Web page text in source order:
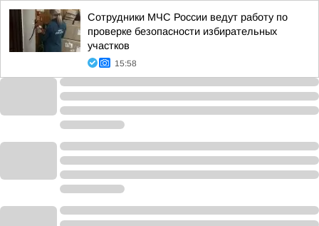
Сотрудники МЧС России ведут работу по
проверке безопасности избирательных
участков
15:58